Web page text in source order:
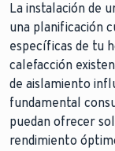
La instalación de
una planificación
específicas de tu
calefacción
de aislamiento
fundamental
puedan ofrecer
rendimiento